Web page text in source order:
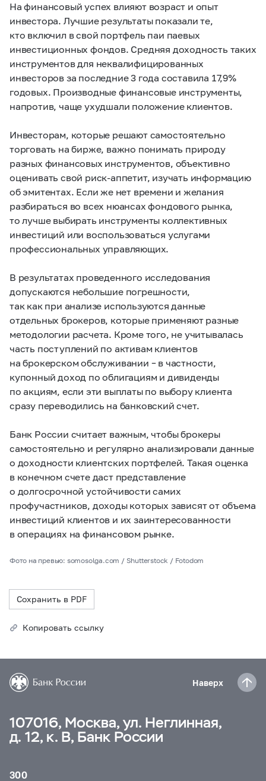
На финансовый успех влияют возраст и опыт
инвестора. Лучшие результаты показали те,
кто включил в свой портфель паи паевых
инвестиционных фондов. Средняя доходность таких
инструментов для неквалифицированных
инвесторов за последние 3 года составила 17,9%
годовых. Производные финансовые инструменты,
напротив, чаще ухудшали положение клиентов.
Инвесторам, которые решают самостоятельно
торговать на бирже, важно понимать природу
разных финансовых инструментов, объективно
оценивать свой риск-аппетит, изучать информацию
об эмитентах. Если же нет времени и желания
разбираться во всех нюансах фондового рынка,
то лучше выбирать инструменты коллективных
инвестиций или воспользоваться услугами
профессиональных управляющих.
В результатах проведенного исследования
допускаются небольшие погрешности,
так как при анализе используются данные
отдельных брокеров, которые применяют разные
методологии расчета. Кроме того, не учитывалась
часть поступлений по активам клиентов
на брокерском обслуживании – в частности,
купонный доход по облигациям и дивиденды
по акциям, если эти выплаты по выбору клиента
сразу переводились на банковский счет.
Банк России считает важным, чтобы брокеры
самостоятельно и регулярно анализировали данные
о доходности клиентских портфелей. Такая оценка
в конечном счете даст представление
о долгосрочной устойчивости самих
профучастников, доходы которых зависят от объема
инвестиций клиентов и их заинтересованности
в операциях на финансовом рынке.
Фото на превью: somosolga.com / Shutterstock / Fotodom
Сохранить в PDF
Копировать ссылку
Наверх
107016, Москва, ул. Неглинная,
д. 12, к. В, Банк России
300